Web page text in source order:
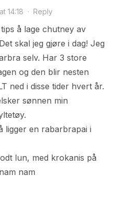
14:18 · Reply
å lage chutney av
skal jeg gjøre i dag! Jeg
selv. Har 3 store
og den blir nesten
ned i disse tider hvert år.
sønnen min
ligger en rabarbrapai i
lun, med krokanis på
nam